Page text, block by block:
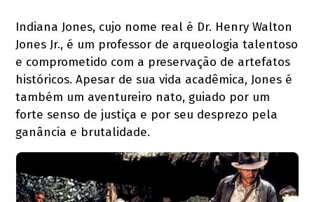
Indiana Jones, cujo nome real é Dr. Henry Walton
Jones Jr., é um professor de arqueologia talentoso
e comprometido com a preservação de artefatos
históricos. Apesar de sua vida acadêmica, Jones é
também um aventureiro nato, guiado por um
forte senso de justiça e por seu desprezo pela
ganância e brutalidade.